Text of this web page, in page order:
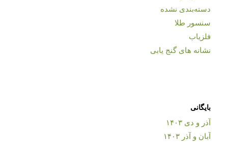
دسته‌بندی نشده
سنسور طلا
فلزیاب
نشانه های گنج یابی
بایگانی
آذر و دی ۱۴۰۳
آبان و آذر ۱۴۰۳